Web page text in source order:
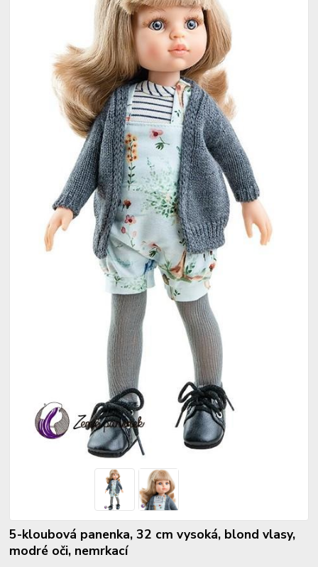
5-kloubová panenka, 32 cm vysoká, blond vlasy,
modré oči, nemrkací